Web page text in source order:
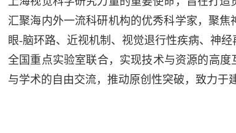
汇聚海内外一流科研机构的优秀科学家，聚
眼-脑环路、近视机制、视觉退行性疾病、神
全国重点实验室联合，实现技术与资源的高
与学术的自由交流，推动原创性突破，致力于